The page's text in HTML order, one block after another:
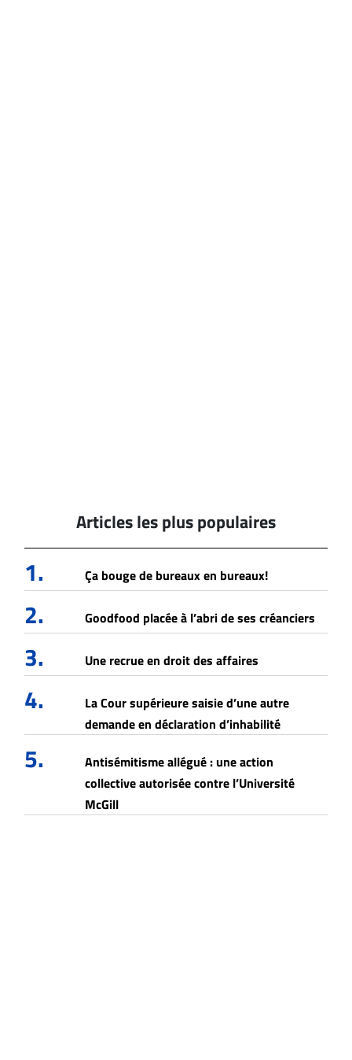
Articles les plus populaires
1. Ça bouge de bureaux en bureaux!
2. Goodfood placée à l’abri de ses créanciers
3. Une recrue en droit des affaires
4.
La Cour supérieure saisie d’une autre
demande en déclaration d’inhabilité
5.
Antisémitisme allégué : une action
collective autorisée contre l’Université
McGill